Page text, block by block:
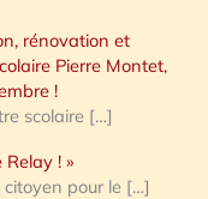
rénovation et
Pierre Montet,
!
scolaire […]
! »
pour le […]